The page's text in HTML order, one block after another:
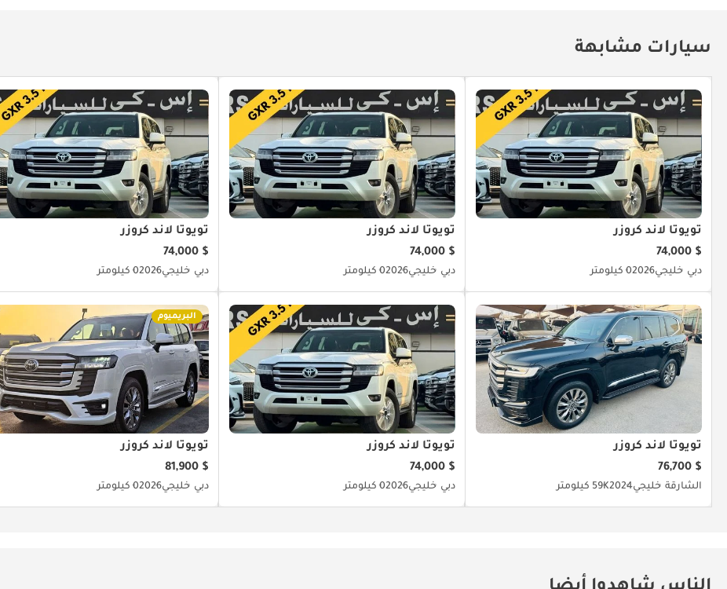
سيارات مشابهة
تويوتا لاند كروزر
$ 74,000
دبي خليجي20260 كيلومتر
تويوتا لاند كروزر
$ 74,000
دبي خليجي20260 كيلومتر
تويوتا لاند كروزر
$ 74,000
دبي خليجي20260 كيلومتر
تويوتا لاند كروزر
$ 76,700
الشارقة خليجي202459K كيلومتر
تويوتا لاند كروزر
$ 74,000
دبي خليجي20260 كيلومتر
البريميوم
تويوتا لاند كروزر
$ 81,900
دبي خليجي20260 كيلومتر